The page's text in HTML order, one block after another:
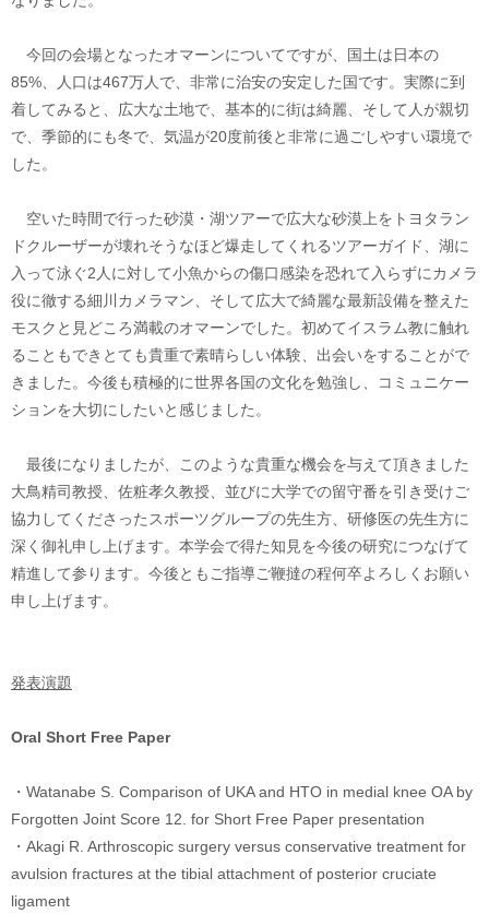
今回の会場となったオマーンについてですが、国土は日本の
85%、人口は467万人で、非常に治安の安定した国です。実際に到
着してみると、広大な土地で、基本的に街は綺麗、そして人が親切
で、季節的にも冬で、気温が20度前後と非常に過ごしやすい環境で
した。
空いた時間で行った砂漠・湖ツアーで広大な砂漠上をトヨタラン
ドクルーザーが壊れそうなほど爆走してくれるツアーガイド、湖に
入って泳ぐ2人に対して小魚からの傷口感染を恐れて入らずにカメラ
役に徹する細川カメラマン、そして広大で綺麗な最新設備を整えた
モスクと見どころ満載のオマーンでした。初めてイスラム教に触れ
ることもできとても貴重で素晴らしい体験、出会いをすることがで
きました。今後も積極的に世界各国の文化を勉強し、コミュニケー
ションを大切にしたいと感じました。
最後になりましたが、このような貴重な機会を与えて頂きました
大鳥精司教授、佐粧孝久教授、並びに大学での留守番を引き受けご
協力してくださったスポーツグループの先生方、研修医の先生方に
深く御礼申し上げます。本学会で得た知見を今後の研究につなげて
精進して参ります。今後ともご指導ご鞭撻の程何卒よろしくお願い
申し上げます。
発表演題
Oral Short Free Paper
・Watanabe S. Comparison of UKA and HTO in medial knee OA by
Forgotten Joint Score 12. for Short Free Paper presentation
・Akagi R. Arthroscopic surgery versus conservative treatment for
avulsion fractures at the tibial attachment of posterior cruciate
ligament